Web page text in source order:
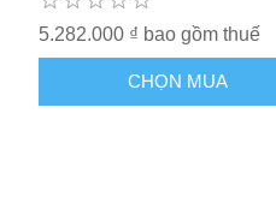
5.282.000 ₫ bao gồm thuế
CHỌN MUA